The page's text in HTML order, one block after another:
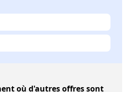
où d'autres offres sont